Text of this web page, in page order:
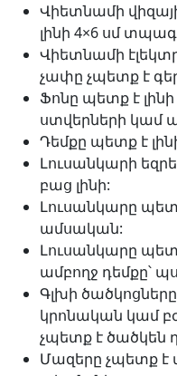
Վիետնամի
լինի 4×6 սմ
Վիետնամի
չափը չպետք է
Ֆոնը պետք է
ստվերների կամ
Դեմքը պետք է
Լուսանկարի
բաց լինի:
Լուսանկարը
ամսական:
Լուսանկարը
ամբողջ դեմքը՝
Գլխի ծածկոցները
կրոնական կամ
չպետք է ծածկեն
Մազերը չպետք է